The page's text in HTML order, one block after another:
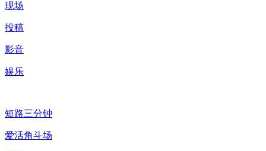
现场
投稿
影音
娱乐
短路三分钟
爱活角斗场